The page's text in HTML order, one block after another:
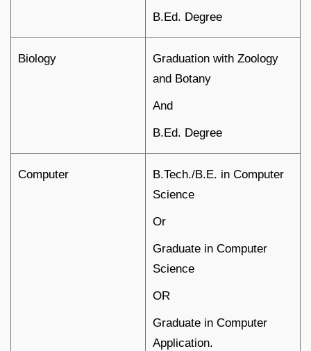
B.Ed. Degree
Biology
Graduation with Zoology
and Botany
And
B.Ed. Degree
Computer
B.Tech./B.E. in Computer
Science
Or
Graduate in Computer
Science
OR
Graduate in Computer
Application.